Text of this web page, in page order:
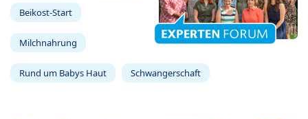
Beikost-Start
Milchnahrung
Rund um Babys Haut Schwangerschaft